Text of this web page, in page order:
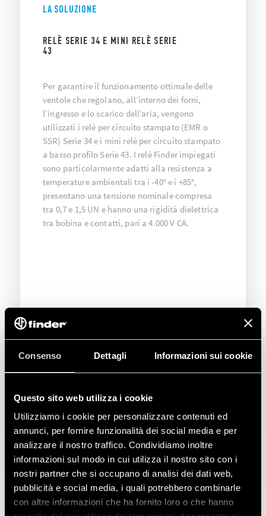
Consenso Dettagli Informazioni sui cookie
Questo sito web utilizza i cookie
Utilizziamo i cookie per personalizzare contenuti ed
annunci, per fornire funzionalità dei social media e per
analizzare il nostro traffico. Condividiamo inoltre
informazioni sul modo in cui utilizza il nostro sito con i
nostri partner che si occupano di analisi dei dati web,
pubblicità e social media, i quali potrebbero combinarle
con altre informazioni che ha fornito loro o che hanno
LA SOLUZIONE
RELÈ SERIE 34 E MINI RELÈ SERIE
43
Per garantire il funzionamento ottimale delle
ventole che regolano, all’interno dei forni,
l’ingresso e lo scarico dell’aria, vengono
utilizzati i relè per circuito stampato (EMR o
SSR) Serie 34 e i mini relè per circuito stampato
a basso profilo Serie 43. I relè Finder impiegati
sono particolarmente adatti alla resistenza a
temperature ambientali tra i -40° e i +85°,
presentano una tensione nominale compresa
tra 0,7 e 1,5 UN e hanno una rigidità dielettrica
tra bobina e contatti, pari a 4.000 V CA.